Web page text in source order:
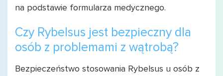
na podstawie formularza medycznego.
Czy Rybelsus jest bezpieczny dla
osób z problemami z wątrobą?
Bezpieczeństwo stosowania Rybelsus u osób z